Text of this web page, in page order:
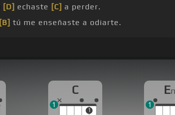
[D] echaste [C] a perder.
[B] tú me enseñaste a odiarte.
C
1
1
E
1